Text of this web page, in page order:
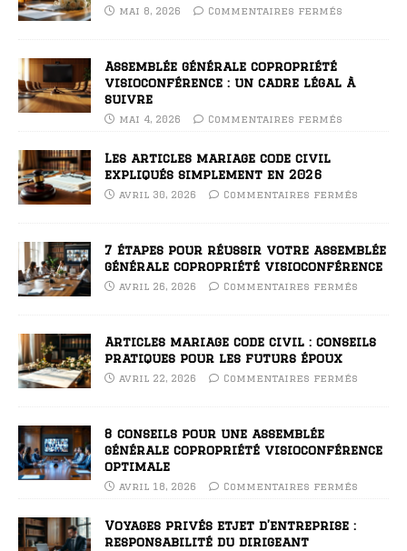
mai 8, 2026 Commentaires fermés
Assemblée générale copropriété
visioconférence : un cadre légal à
suivre
mai 4, 2026 Commentaires fermés
Les articles mariage code civil
expliqués simplement en 2026
avril 30, 2026 Commentaires fermés
7 étapes pour réussir votre assemblée
générale copropriété visioconférence
avril 26, 2026 Commentaires fermés
Articles mariage code civil : conseils
pratiques pour les futurs époux
avril 22, 2026 Commentaires fermés
8 conseils pour une assemblée
générale copropriété visioconférence
optimale
avril 18, 2026 Commentaires fermés
Voyages privés etjet d’entreprise :
responsabilité du dirigeant